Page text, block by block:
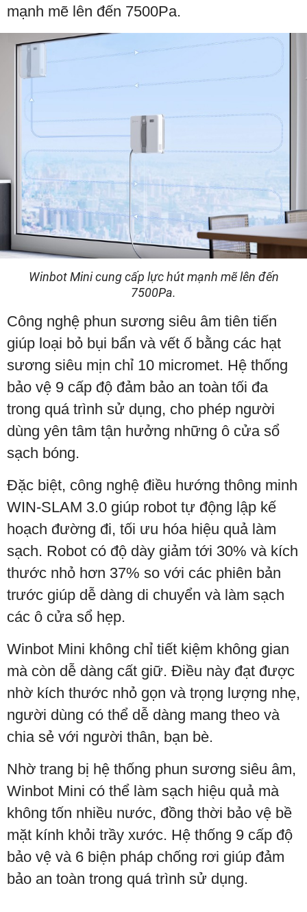
mạnh mẽ lên đến 7500Pa.
Winbot Mini cung cấp lực hút mạnh mẽ lên đến
7500Pa.
Công nghệ phun sương siêu âm tiên tiến
giúp loại bỏ bụi bẩn và vết ố bằng các hạt
sương siêu mịn chỉ 10 micromet. Hệ thống
bảo vệ 9 cấp độ đảm bảo an toàn tối đa
trong quá trình sử dụng, cho phép người
dùng yên tâm tận hưởng những ô cửa sổ
sạch bóng.
Đặc biệt, công nghệ điều hướng thông minh
WIN-SLAM 3.0 giúp robot tự động lập kế
hoạch đường đi, tối ưu hóa hiệu quả làm
sạch. Robot có độ dày giảm tới 30% và kích
thước nhỏ hơn 37% so với các phiên bản
trước giúp dễ dàng di chuyển và làm sạch
các ô cửa sổ hẹp.
Winbot Mini không chỉ tiết kiệm không gian
mà còn dễ dàng cất giữ. Điều này đạt được
nhờ kích thước nhỏ gọn và trọng lượng nhẹ,
người dùng có thể dễ dàng mang theo và
chia sẻ với người thân, bạn bè.
Nhờ trang bị hệ thống phun sương siêu âm,
Winbot Mini có thể làm sạch hiệu quả mà
không tốn nhiều nước, đồng thời bảo vệ bề
mặt kính khỏi trầy xước. Hệ thống 9 cấp độ
bảo vệ và 6 biện pháp chống rơi giúp đảm
bảo an toàn trong quá trình sử dụng.